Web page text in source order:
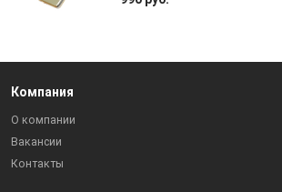
Компания
О компании
Вакансии
Контакты